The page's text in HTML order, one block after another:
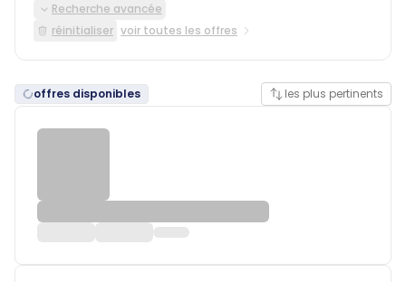
Recherche avancée
réinitialiser voir toutes les offres
offres disponibles les plus pertinents